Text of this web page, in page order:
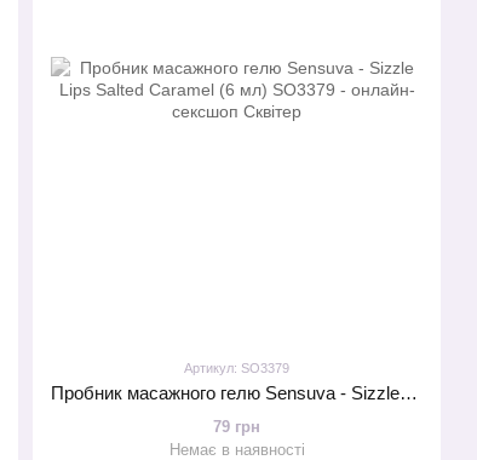
Артикул: SO3379
Пробник масажного гелю Sensuva - Sizzle Lips Salted Caramel (6 мл)
79 грн
Немає в наявності